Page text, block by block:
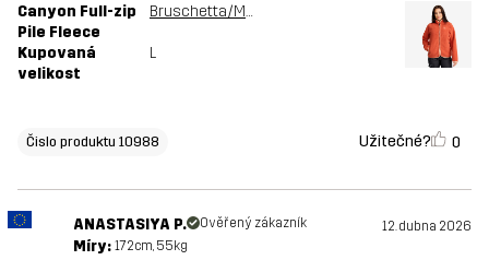
Canyon Full-zip
Pile Fleece
Bruschetta/Maple Sugar
Kupovaná
velikost
L
Čislo produktu 10988 Užitečné? 0
ANASTASIYA P. Ověřený zákazník 12. dubna 2026
Míry: 172cm, 55kg